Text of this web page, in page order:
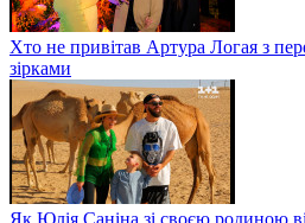
Хто не привітав Артура Логая з
зірками
Як Юлія Саніна зі своєю родиною